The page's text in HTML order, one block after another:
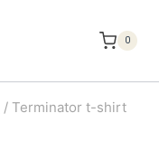
0
/ Terminator t-shirt